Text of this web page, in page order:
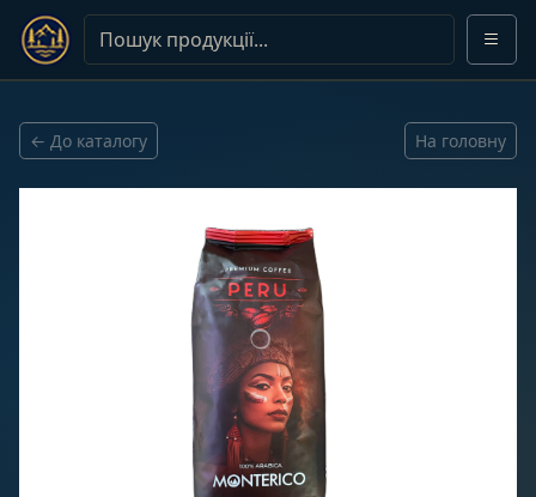
← До каталогу На головну